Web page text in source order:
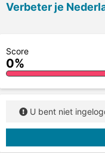
Verbeter je
U bent niet
Score
0%